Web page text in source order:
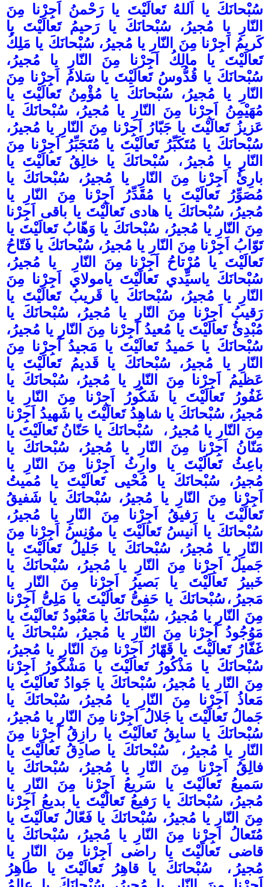
سُبْحانَكَ يا اَللهُ تَعالَيْتَ يا رَحْمنُ اَجِرْنا مِنَ
النّارِ يا مُجيرُ، سُبْحانَكَ يا رَحيمُ تَعالَيْتَ يا
كَريمُ اَجِرْنا مِنَ النّارِ يا مُجيرُ، سُبْحانَكَ يا مَلِكُ
تَعالَيْتَ يا مالِكُ اَجِرْنا مِنَ النّارِ يا مُجيرُ،
سُبْحانَكَ يا قُدُّوسُ تَعالَيْتَ يا سَلامُ اَجِرْنا مِنَ
النّارِ يا مُجيرُ، سُبْحانَكَ يا مُؤْمِنُ تَعالَيْتَ يا
مُهَيْمِنُ اَجِرْنا مِنَ النّارِ يا مُجيرُ، سُبْحانَكَ يا
عَزيزُ تَعالَيْتَ يا جَبّارُ اَجِرْنا مِنَ النّارِ يا مُجيرُ،
سُبْحانَكَ يا مُتَكَبِّرُ تَعالَيْتَ يا مُتَجَبِّرُ اَجِرْنا مِنَ
النّارِ يا مُجيرُ ،
سُبْحانَكَ يا خالِقُ تَعالَيْتَ يا
بارِئُ اَجِرْنا مِنَ النّارِ يا مُجيرُ، سُبْحانَكَ يا
مُصَوِّرُ تَعالَيْتَ يا مُقَدِّرُ اَجِرْنا مِنَ النّارِ يا
مُجيرُ، سُبْحانَكَ يا هادى تَعالَيْتَ يا باقى اَجِرْنا
مِنَ النّارِ يا مُجيرُ، سُبْحانَكَ يا وَهّابُ تَعالَيْتَ يا
تَوّابُ اَجِرْنا مِنَ النّارِ يا مُجيرُ، سُبْحانَكَ يا فَتّاحُ
تَعالَيْتَ يا مُرْتاحُ اَجِرْنا مِنَ النّارِ يا مُجيرُ،
سُبْحانَكَ ياسيِّدي تَعالَيْتَ يامولاي اَجِرْنا مِنَ
النّارِ يا مُجيرُ، سُبْحانَكَ يا قَريبُ تَعالَيْتَ يا
رَقيبُ اَجِرْنا مِنَ النّارِ يا مُجيرُ، سُبْحانَكَ يا
مُبْدِئُ تَعالَيْتَ يا مُعيدُ اَجِرْنا مِنَ النّارِ يا مُجيرُ،
سُبْحانَكَ يا حَميدُ تَعالَيْتَ يا مَجيدُ اَجِرْنا مِنَ
النّارِ يا مُجيرُ، سُبْحانَكَ يا قَديمُ تَعالَيْتَ يا
عَظيمُ اَجِرْنا مِنَ النّارِ يا مُجيرُ، سُبْحانَكَ يا
غَفُورُ تَعالَيْتَ يا شَكُورُ اَجِرْنا مِنَ النّارِ يا
مُجيرُ، سُبْحانَكَ يا شاهِدُ تَعالَيْتَ يا شَهيدُ اَجِرْنا
مِنَ النّارِ يا مُجيرُ ،سُبْحانَكَ يا حَنّانُ تَعالَيْتَ يا
مَنّانُ اَجِرْنا مِنَ النّارِ يا مُجيرُ، سُبْحانَكَ يا
باعِثُ تَعالَيْتَ يا وارِثُ اَجِرْنا مِنَ النّارِ يا
مُجيرُ، سُبْحانَكَ يا مُحْيى تَعالَيْتَ يا مُميتُ
اَجِرْنا مِنَ النّارِ يا مُجيرُ، سُبْحانَكَ يا شَفيقُ
تَعالَيْتَ يا رَفيقُ اَجِرْنا مِنَ النّارِ يا مُجيرُ،
سُبْحانَكَ يا اَنيسُ تَعالَيْتَ يا موُنِسُ اَجِرْنا مِنَ
النّارِ يا مُجيرُ، سُبْحانَكَ يا جَليلُ تَعالَيْتَ يا
جَميلُ اَجِرْنا مِنَ النّارِ يا مُجيرُ، سُبْحانَكَ يا
خَبيرُ تَعالَيْتَ يا بَصيرُ اَجِرْنا مِنَ النّارِ يا
مَجيرُ ،سُبْحانَكَ يا حَفِىُّ تَعالَيْتَ يا مَلِىُّ اَجِرْنا
مِنَ النّارِ يا مُجيرُ، سُبْحانَكَ يا مَعْبُودُ تَعالَيْتَ يا
مَوُجُودُ اَجِرْنا مِنَ النّارِ يا مُجيرُ، سُبْحانَكَ يا
غَفّارُ تَعالَيْتَ يا قَهّارُ اَجِرْنا مِنَ النّارِ يا مُجيرُ،
سُبْحانَكَ يا مَذْكُورُ تَعالَيْتَ يا مَشْكُورُ اَجِرْنا
مِنَ النّارِ يا مُجيرُ، سُبْحانَكَ يا جَوادُ تَعالَيْتَ يا
مَعاذُ اَجِرْنا مِنَ النّارِ يا مُجيرُ، سُبْحانَكَ يا
جَمالُ تَعالَيْتَ يا جَلالُ اَجِرْنا مِنَ النّارِ يا مُجيرُ،
سُبْحانَكَ يا سابِقُ تَعالَيْتَ يا رازِقُ اَجِرْنا مِنَ
النّارِ يا مُجيرُ ،سُبْحانَكَ يا صادِقُ تَعالَيْتَ يا
فالِقُ اَجِرْنا مِنَ النّارِ يا مُجيرُ، سُبْحانَكَ يا
سَميعُ تَعالَيْتَ يا سَريعُ اَجِرْنا مِنَ النّارِ يا
مُجيرُ، سُبْحانَكَ يا رَفيعُ تَعالَيْتَ يا بديعُ اَجِرْنا
مِنَ النّارِ يا مُجيرُ، سُبْحانَكَ يا فَعّالُ تَعالَيْتَ يا
مُتَعالُ اجِرْنا مِنَ النّارِ يا مُجيرُ، سُبْحانَكَ يا
قاضى تَعالَيْتَ يا راضى اَجِرْنا مِنَ النّارِ يا
مُجيرُ ،سُبْحانَكَ يا قاهِرُ تَعالَيْتَ يا طاهِرُ